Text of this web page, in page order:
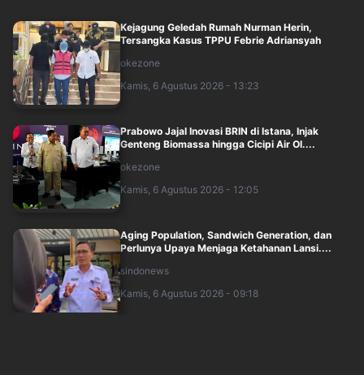
Kejagung Geledah Rumah Nurman Herin,
Tersangka Kasus TPPU Febrie Adriansyah
okezone
Kamis, 6 Agustus 2026 - 13:23
Prabowo Jajal Inovasi BRIN di Istana, Injak
Genteng Biomassa hingga Cicipi Air Ol....
okezone
Kamis, 6 Agustus 2026 - 12:05
Aging Population, Sandwich Generation, dan
Perlunya Upaya Menjaga Ketahanan Lansi....
sindonews
Kamis, 6 Agustus 2026 - 09:18